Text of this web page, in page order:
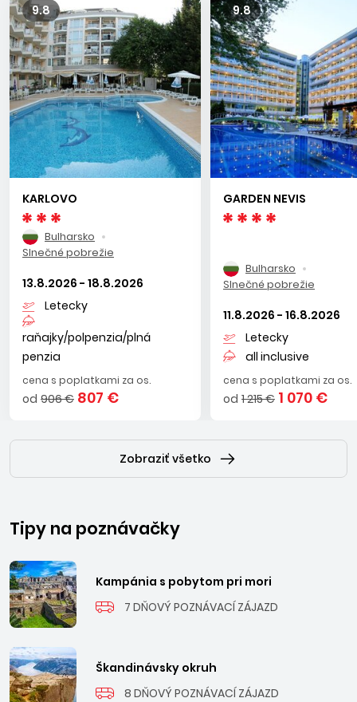
9.8
KARLOVO
Bulharsko
Slnečné pobrežie
13.8.2026 - 18.8.2026
Letecky
raňajky/polpenzia/plná
penzia
cena s poplatkami za os.
od 906 € 807 €
9.8
GARDEN NEVIS
Bulharsko
Slnečné pobrežie
11.8.2026 - 16.8.2026
Letecky
all inclusive
cena s poplatkami za os.
od 1 215 € 1 070 €
Zobraziť všetko
Tipy na poznávačky
Kampánia s pobytom pri mori
7 DŇOVÝ POZNÁVACÍ ZÁJAZD
Škandinávsky okruh
8 DŇOVÝ POZNÁVACÍ ZÁJAZD